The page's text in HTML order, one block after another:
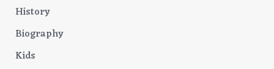
History
Biography
Kids